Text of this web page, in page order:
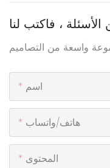
، فاكتب لنا
اسم
هاتف/واتساب
المحتوى